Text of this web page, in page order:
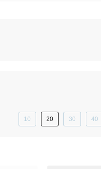
10 20 30 40